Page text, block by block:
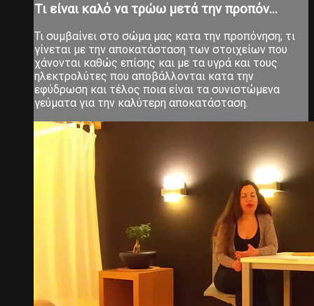
Tι είναι καλό να τρώω μετά την προπόν...
Τι συμβαίνει στο σώμα μας κατα την προπόνηση; τι
γίνεται με την αποκατάσταση των στοιχείων που
χάνονται καθώς επίσης και με τα υγρά και τους
ηλεκτρολύτες που αποβάλλονται κατα την
εφύδρωση και τέλος ποια είναι τα συνιστώμενα
γεύματα για την καλύτερη αποκατάσταση.